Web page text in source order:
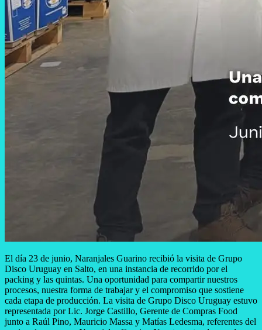
El día 23 de junio, Naranjales Guarino recibió la visita de Grupo
Disco Uruguay en Salto, en una instancia de recorrido por el
packing y las quintas. Una oportunidad para compartir nuestros
procesos, nuestra forma de trabajar y el compromiso que sostiene
cada etapa de producción. La visita de Grupo Disco Uruguay estuvo
representada por Lic. Jorge Castillo, Gerente de Compras Food
junto a Raúl Pino, Mauricio Massa y Matías Ledesma, referentes del